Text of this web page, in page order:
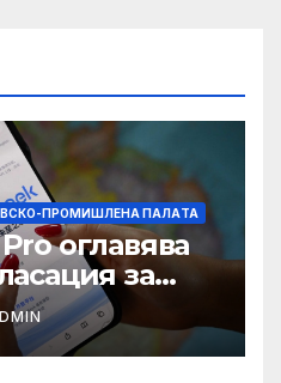
ПРОМИШЛЕНА ПАЛAТА
оглавява
за
75%
цената